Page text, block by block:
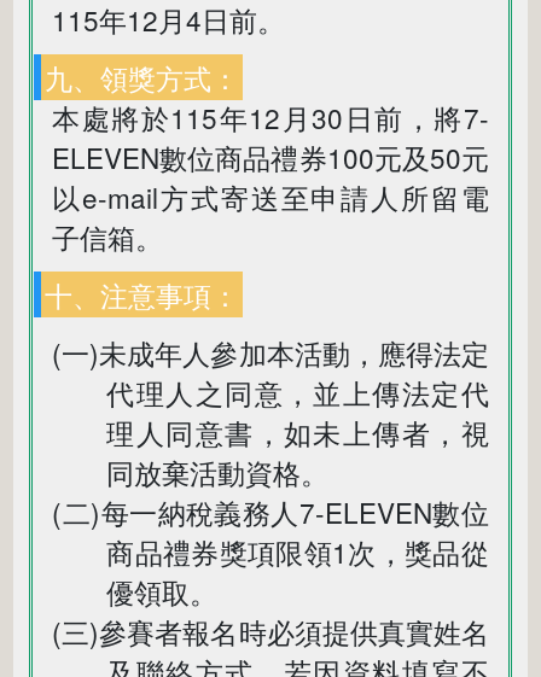
115年12月4日前。
九、領獎方式：
本處將於115年12月30日前，將7-
ELEVEN數位商品禮券100元及50元
以e-mail方式寄送至申請人所留電
子信箱。
十、注意事項：
(一)未成年人參加本活動，應得法定
代理人之同意，並上傳法定代
理人同意書，如未上傳者，視
同放棄活動資格。
(二)每一納稅義務人7-ELEVEN數位
商品禮券獎項限領1次，獎品從
優領取。
(三)參賽者報名時必須提供真實姓名